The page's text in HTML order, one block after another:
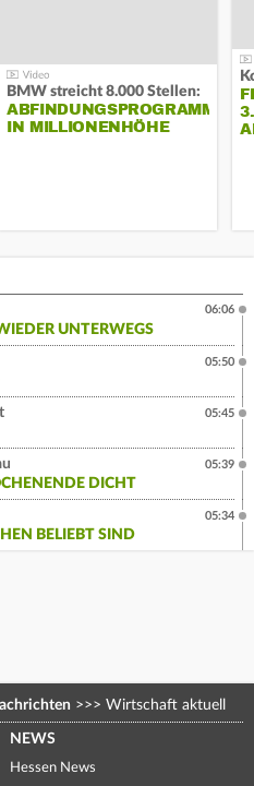
BMW streicht 8.000 Stellen:
ABFINDUNGSPROGRAMM
IN MILLIONENHÖHE
UNTERWEGS
06:06
05:50
05:45
DICHT
05:39
BELIEBT SIND
05:34
>>> Wirtschaft aktuell
NEWS
Hessen News